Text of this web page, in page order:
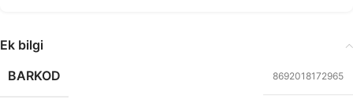
Ek bilgi
BARKOD
8692018172965